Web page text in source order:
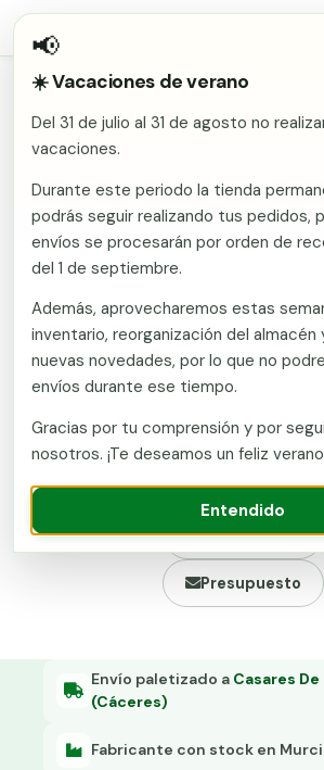
📢
☀️ Vacaciones de verano
Del 31 de julio al 31 de agosto no
vacaciones.
Durante este periodo la tienda
podrás seguir realizando tus pedidos,
envíos se procesarán por orden de
del 1 de septiembre.
Además, aprovecharemos estas
inventario, reorganización del almacén
nuevas novedades, por lo que no
envíos durante ese tiempo.
Gracias por tu comprensión y por
nosotros. ¡Te deseamos un feliz
Entendido
Malla ganadera
Malla simple torsión
Malla triple torsión
Panel malla H.
Puerta abatible dos hojas
Puerta acceso peatonal
Poste malla simple torsión
Alambre de espino galvanizado
Alambre liso galvanizado
Malla ocultación 70 g/m² verde
Abrazadera PVC malla H.
Grapadora
Grapas a-18
Vallas metálicas y vallado de fincas en
Vallas metálicas y
fincas en Casares
Hurdes
Fabricante en Murcia con envío a
Hurdes (Cáceres). Vallas
fincas: mallas, postes, puertas
suministra mallas, postes, puertas y
toda España desde fábrica en
sin compromiso.
Llamar ahora
Ver catálogo
Presupuesto
Envío paletizado a Casares
(Cáceres)
Fabricante con stock en